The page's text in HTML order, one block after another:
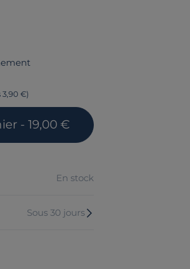
3,90 €)
- 19,00 €
En stock
Sous 30 jours